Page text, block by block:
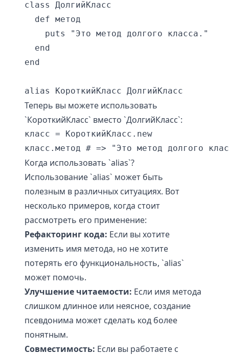
class ДолгийКласс
  def метод
    puts "Это метод долгого класса."
  end
end
alias КороткийКласс ДолгийКласс
Теперь вы можете использовать
`КороткийКласс` вместо `ДолгийКласс`:
класс = КороткийКласс.new
класс.метод # => "Это метод долгого
Когда использовать `alias`?
Использование `alias` может быть
полезным в различных ситуациях. Вот
несколько примеров, когда стоит
рассмотреть его применение:
Рефакторинг кода: Если вы хотите
изменить имя метода, но не хотите
потерять его функциональность, `alias`
может помочь.
Улучшение читаемости: Если имя метода
слишком длинное или неясное, создание
псевдонима может сделать код более
понятным.
Совместимость: Если вы работаете с